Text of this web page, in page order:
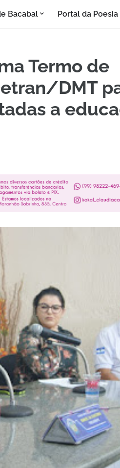
Bacabal Portal da Poesia
Termo de
DMT
a